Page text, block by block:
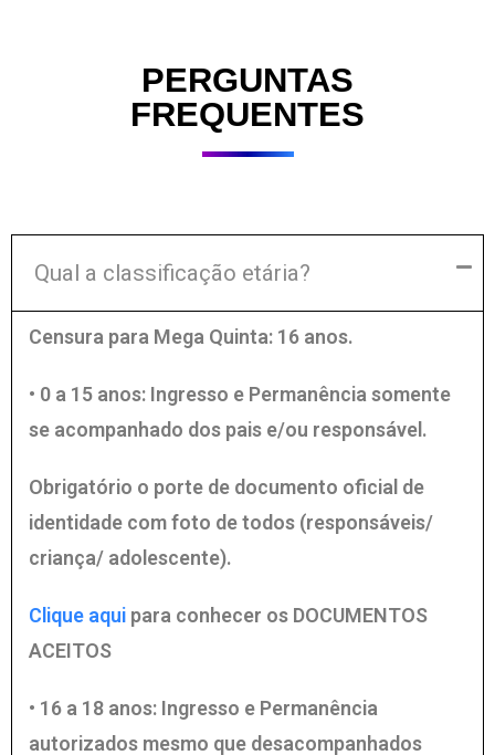
PERGUNTAS
FREQUENTES
Qual a classificação etária?
Censura para Mega Quinta: 16 anos.
• 0 a 15 anos: Ingresso e Permanência somente
se acompanhado dos pais e/ou responsável.
Obrigatório o porte de documento oficial de
identidade com foto de todos (responsáveis/
criança/ adolescente).
Clique aqui para conhecer os DOCUMENTOS
ACEITOS
• 16 a 18 anos: Ingresso e Permanência
autorizados mesmo que desacompanhados